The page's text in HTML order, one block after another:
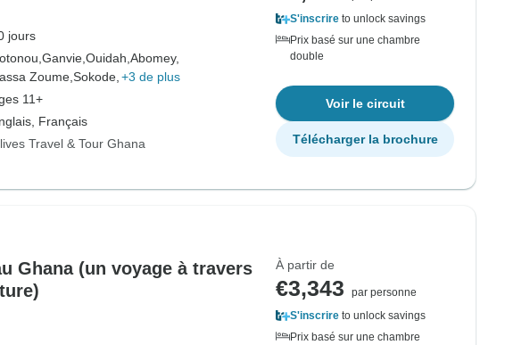
jours
Ganvie, Ouidah, Abomey,
Zoume, Sokode, +3 de plus
11+
Français
Travel & Tour Ghana
S'inscrire to unlock savings
Prix basé sur une chambre
double
Voir le circuit
Télécharger la brochure
Ghana (un voyage à travers
À partir de
€3,343
par personne
S'inscrire to unlock savings
Prix basé sur une chambre